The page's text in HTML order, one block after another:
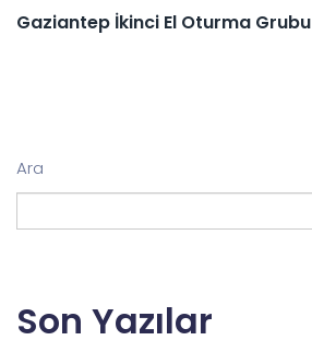
Gaziantep İkinci El Oturma Grubu
Ara
Son Yazılar